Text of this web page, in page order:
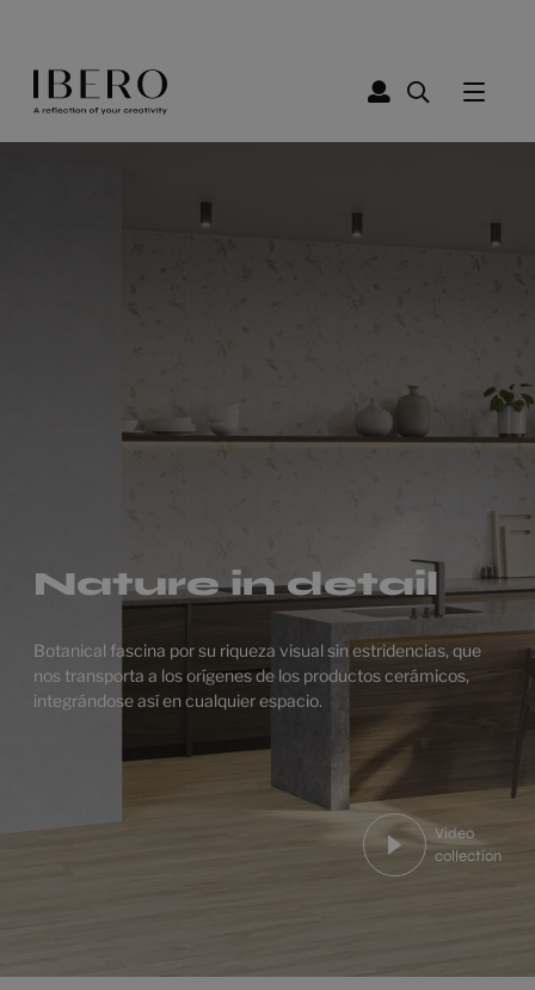
Nature in detail
Botanical fascina por su riqueza visual sin estridencias, que
nos transporta a los orígenes de los productos cerámicos,
integrándose así en cualquier espacio.
Video
collection